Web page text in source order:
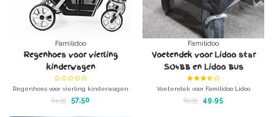
Familidoo
Regenhoes voor vierling
kinderwagen
Regenhoes voor vierling kinderwagen
Star BB en City BB
64,95 57,50
Familidoo
Voetendek voor Lidoo star
SO4BB en Lidoo Bus
Voetendek voor Familidoo Lidoo
modellen
69,95 49,95